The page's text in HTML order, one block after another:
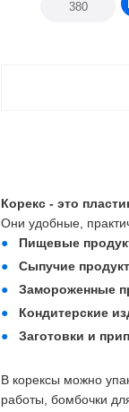
Корекс - это
Они удобные,
Пищевые
Сыпучие
Замороженные
Кондитерские
Заготовки и
В корексы можно
работы, бомбочки